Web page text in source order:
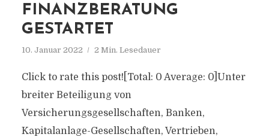
FINANZBERATUNG
GESTARTET
10. Januar 2022 2 Min. Lesedauer
Click to rate this post![Total: 0 Average: 0]Unter
breiter Beteiligung von
Versicherungsgesellschaften, Banken,
Kapitalanlage-Gesellschaften, Vertrieben,